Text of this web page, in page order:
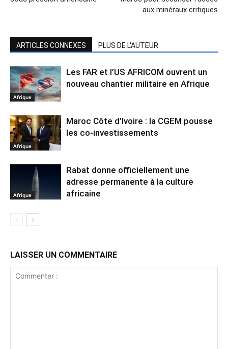
aux minéraux critiques
ARTICLES CONNEXES PLUS DE L'AUTEUR
Afrique
Les FAR et l’US AFRICOM ouvrent un
nouveau chantier militaire en Afrique
Afrique
Maroc Côte d’Ivoire : la CGEM pousse
les co-investissements
Afrique
Rabat donne officiellement une
adresse permanente à la culture
africaine
LAISSER UN COMMENTAIRE